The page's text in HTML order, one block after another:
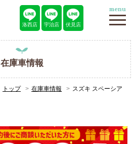
洛西店 宇治店 伏見店
menu
在庫車情報
トップ 在庫車情報 スズキ スペーシア